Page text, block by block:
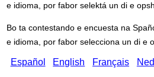
e idioma, por fabor selektá un di e
Bo ta contestando e encuesta na
e idioma, por fabor selecciona un di e
Español English Français